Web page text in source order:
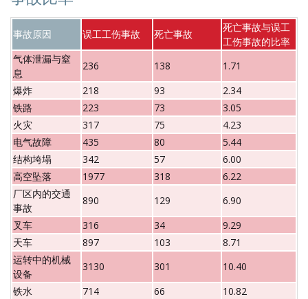
事故原因 误工工伤事故 死亡事故
死亡事故与误工
工伤事故的比率
气体泄漏与窒
息
236 138
1.71
爆炸
218 93
2.34
铁路
223 73
3.05
火灾
317 75
4.23
电气故障
435 80
5.44
结构垮塌
342 57
6.00
高空坠落
1977 318
6.22
厂区内的交通
事故
890 129
6.90
叉车
316 34
9.29
天车
897 103
8.71
运转中的机械
设备
3130 301
10.40
铁水
714 66
10.82